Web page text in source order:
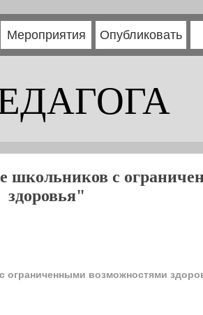
Мероприятия Опубликовать
школьников с
здоровья"
ограниченными возможностями